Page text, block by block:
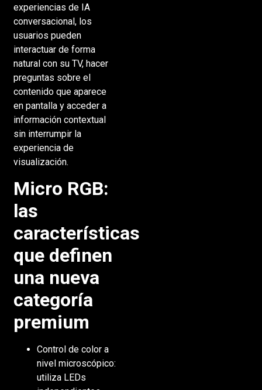
experiencias de IA
conversacional, los
usuarios pueden
interactuar de forma
natural con su TV, hacer
preguntas sobre el
contenido que aparece
en pantalla y acceder a
información contextual
sin interrumpir la
experiencia de
visualización.
Micro RGB:
las
características
que definen
una nueva
categoría
premium
Control de color a
nivel microscópico:
utiliza LEDs